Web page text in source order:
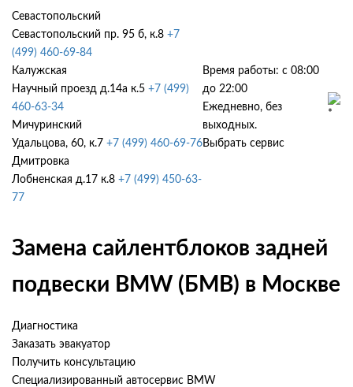
Севастопольский
Севастопольский пр. 95 б, к.8 +7
(499) 460-69-84
Калужская
Научный проезд д.14а к.5 +7 (499)
460-63-34
Мичуринский
Удальцова, 60, к.7 +7 (499) 460-69-76
Дмитровка
Лобненская д.17 к.8 +7 (499) 450-63-
77
Время работы: с 08:00
до 22:00
Ежедневно, без
выходных.
Выбрать сервис
Замена сайлентблоков задней
подвески BMW (БМВ) в Москве
Диагностика
Заказать эвакуатор
Получить консультацию
Специализированный автосервис BMW